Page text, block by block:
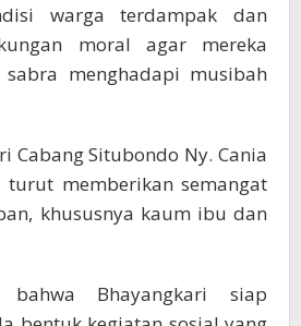
warga terdampak dan
moral agar mereka
menghadapi musibah
Cabang Situbondo Ny. Cania
turut memberikan semangat
khususnya kaum ibu dan
bahwa Bhayangkari siap